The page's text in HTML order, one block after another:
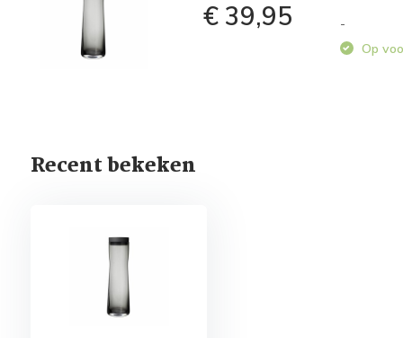
€ 39,95
-
Op
Recent bekeken